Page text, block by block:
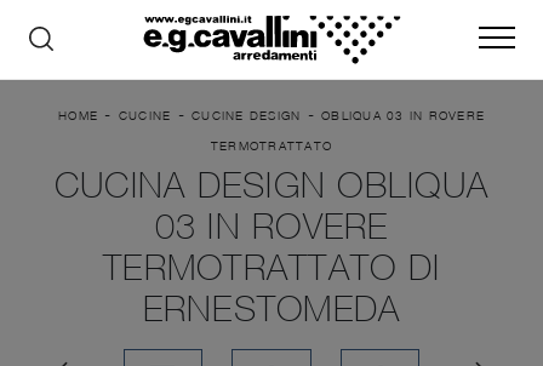
HOME - CUCINE - CUCINE DESIGN - OBLIQUA 03 IN ROVERE
TERMOTRATTATO
CUCINA DESIGN OBLIQUA
03 IN ROVERE
TERMOTRATTATO DI
ERNESTOMEDA